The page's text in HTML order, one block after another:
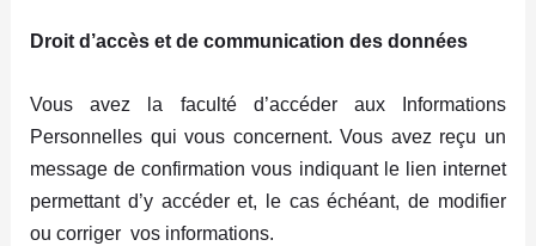
Droit d’accès et de communication des données
Vous avez la faculté d’accéder aux Informations
Personnelles qui vous concernent. Vous avez reçu un
message de confirmation vous indiquant le lien internet
permettant d’y accéder et, le cas échéant, de modifier
ou corriger vos informations.